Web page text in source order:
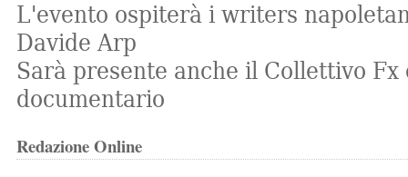
L'evento ospiterà i writers
Davide Arp
Sarà presente anche il Collettivo
documentario
Redazione Online